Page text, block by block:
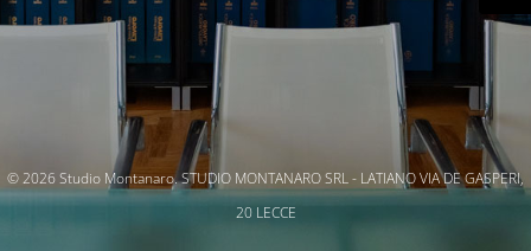
© 2026 Studio Montanaro. STUDIO MONTANARO SRL - LATIANO VIA DE GASPERI,
20 LECCE